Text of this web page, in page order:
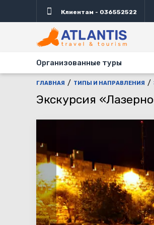
Клиентам - 036552522
Организованные туры
ГЛАВНАЯ ТИПЫ И НАПРАВЛЕНИЯ
Экскурсия
Описание Дни выезда